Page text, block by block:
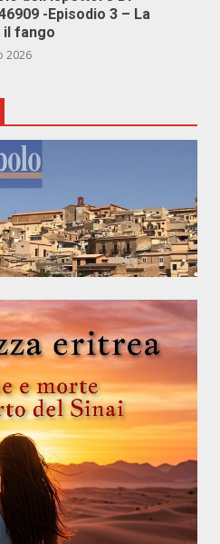
-Episodio 3 – La
fango
2026